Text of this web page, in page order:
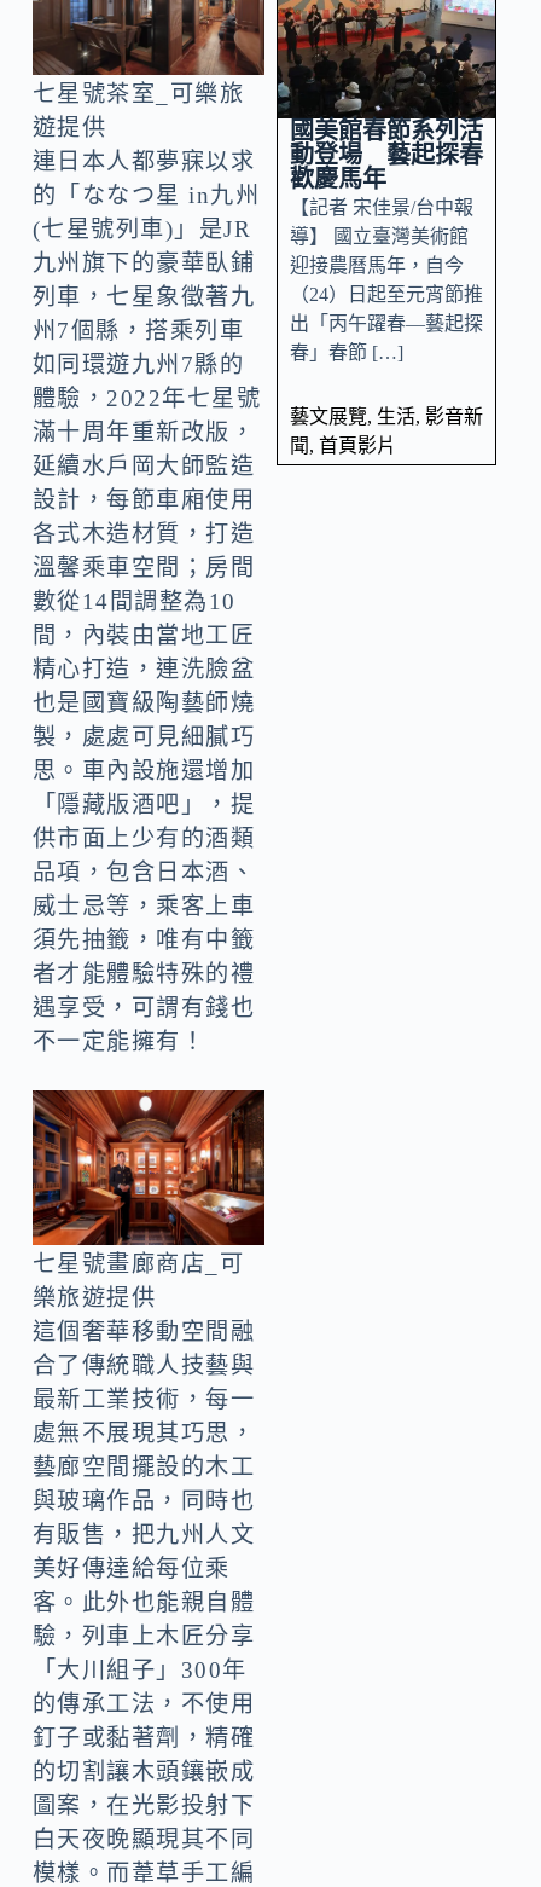
七星號茶室_可樂旅
遊提供
連日本人都夢寐以求
的「ななつ星 in九州
(七星號列車)」是JR
九州旗下的豪華臥鋪
列車，七星象徵著九
州7個縣，搭乘列車
如同環遊九州7縣的
體驗，2022年七星號
滿十周年重新改版，
延續水戶岡大師監造
設計，每節車廂使用
各式木造材質，打造
溫馨乘車空間；房間
數從14間調整為10
間，內裝由當地工匠
精心打造，連洗臉盆
也是國寶級陶藝師燒
製，處處可見細膩巧
思。車內設施還增加
「隱藏版酒吧」，提
供市面上少有的酒類
品項，包含日本酒、
威士忌等，乘客上車
須先抽籤，唯有中籤
者才能體驗特殊的禮
遇享受，可謂有錢也
不一定能擁有！
七星號畫廊商店_可
樂旅遊提供
這個奢華移動空間融
合了傳統職人技藝與
最新工業技術，每一
處無不展現其巧思，
藝廊空間擺設的木工
與玻璃作品，同時也
有販售，把九州人文
美好傳達給每位乘
客。此外也能親自體
驗，列車上木匠分享
「大川組子」300年
的傳承工法，不使用
釘子或黏著劑，精確
的切割讓木頭鑲嵌成
圖案，在光影投射下
白天夜晚顯現其不同
模樣。而葦草手工編
國美館春節系列活
動登場 藝起探春
歡慶馬年
【記者 宋佳景/台中報
導】 國立臺灣美術館
迎接農曆馬年，自今
（24）日起至元宵節推
出「丙午躍春—藝起探
春」春節 […]
藝文展覽, 生活, 影音新
聞, 首頁影片